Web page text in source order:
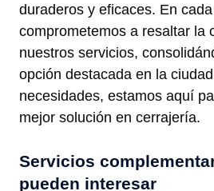
duraderos y eficaces. En
comprometemos a resaltar la
nuestros servicios,
opción destacada en la
necesidades, estamos aquí
mejor solución en cerrajería.
Servicios
pueden interesar